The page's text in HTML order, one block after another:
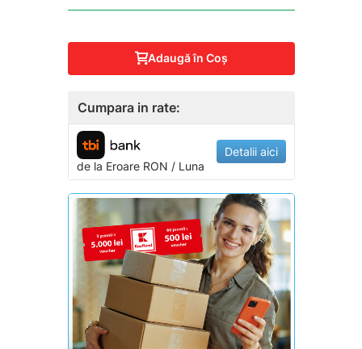
Adaugă în Coş
Cumpara in rate:
de la EroareRON / Luna
Detalii aici